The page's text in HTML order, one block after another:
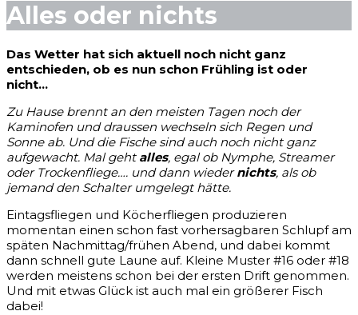
Alles oder nichts
Das Wetter hat sich aktuell noch nicht ganz
entschieden, ob es nun schon Frühling ist oder
nicht…
Zu Hause brennt an den meisten Tagen noch der
Kaminofen und draussen wechseln sich Regen und
Sonne ab. Und die Fische sind auch noch nicht ganz
aufgewacht. Mal geht alles, egal ob Nymphe, Streamer
oder Trockenfliege…. und dann wiedernichts, als ob
jemand den Schalter umgelegt hätte.
Eintagsfliegen und Köcherfliegen produzieren
momentan einen schon fast vorhersagbaren Schlupf am
späten Nachmittag/frühen Abend, und dabei kommt
dann schnell gute Laune auf. Kleine Muster #16 oder #18
werden meistens schon bei der ersten Drift genommen.
Und mit etwas Glück ist auch mal ein größerer Fisch
dabei!